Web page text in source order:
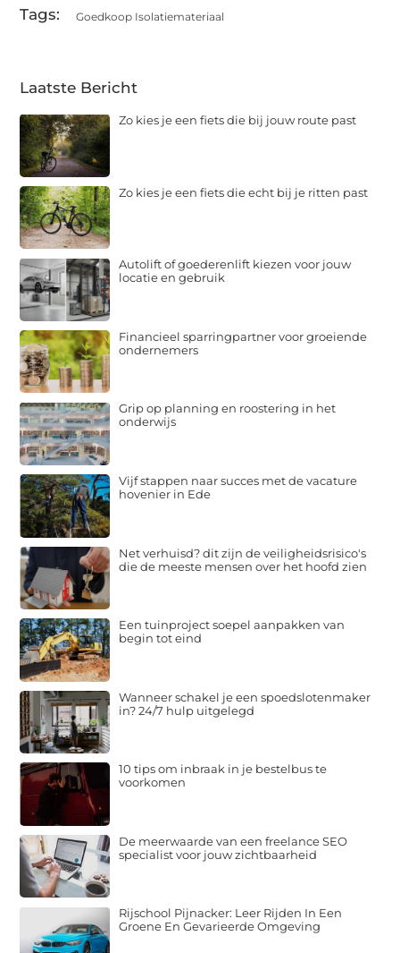
Tags: Goedkoop Isolatiemateriaal
Laatste Bericht
Zo kies je een fiets die bij jouw route past
Zo kies je een fiets die echt bij je ritten past
Autolift of goederenlift kiezen voor jouw
locatie en gebruik
Financieel sparringpartner voor groeiende
ondernemers
Grip op planning en roostering in het
onderwijs
Vijf stappen naar succes met de vacature
hovenier in Ede
Net verhuisd? dit zijn de veiligheidsrisico's
die de meeste mensen over het hoofd zien
Een tuinproject soepel aanpakken van
begin tot eind
Wanneer schakel je een spoedslotenmaker
in? 24/7 hulp uitgelegd
10 tips om inbraak in je bestelbus te
voorkomen
De meerwaarde van een freelance SEO
specialist voor jouw zichtbaarheid
Rijschool Pijnacker: Leer Rijden In Een
Groene En Gevarieerde Omgeving